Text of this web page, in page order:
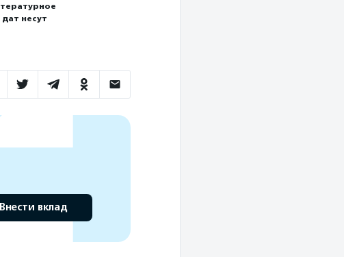
несут
Внести вклад